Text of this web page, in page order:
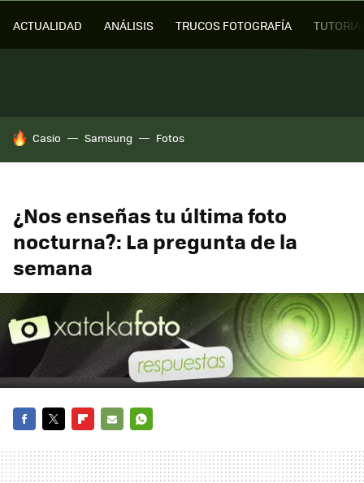
ACTUALIDAD ANÁLISIS TRUCOS FOTOGRAFÍA
HOY SE HABLA DE
Casio Samsung Fotos
¿Nos enseñas tu última foto
nocturna?: La pregunta de la
semana
MAIL